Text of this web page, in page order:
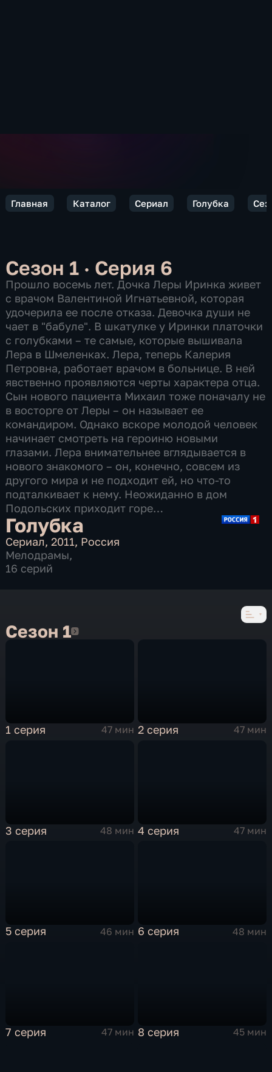
Главная Каталог Сериал Голубка
Сезон 1 · Серия 6
Прошло восемь лет. Дочка Леры Иринка живет
с врачом Валентиной Игнатьевной, которая
удочерила ее после отказа. Девочка души не
чает в "бабуле". В шкатулке у Иринки платочки
с голубками – те самые, которые вышивала
Лера в Шмеленках. Лера, теперь Калерия
Петровна, работает врачом в больнице. В ней
явственно проявляются черты характера отца.
Сын нового пациента Михаил тоже поначалу не
в восторге от Леры – он называет ее
командиром. Однако вскоре молодой человек
начинает смотреть на героиню новыми
глазами. Лера внимательнее вглядывается в
нового знакомого – он, конечно, совсем из
другого мира и не подходит ей, но что-то
подталкивает к нему. Неожиданно в дом
Подольских приходит горе…
Голубка
Сериал,2011, Россия
Мелодрамы,
16 серий
Сезон 1Сезон 1
1 серия 47 мин 2 серия 47 мин
3 серия 48 мин 4 серия 47 мин
5 серия 46 мин 6 серия 48 мин
7 серия 47 мин 8 серия 45 мин